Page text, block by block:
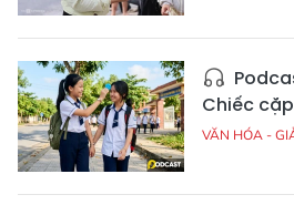
Chiếc
VĂN HÓA -